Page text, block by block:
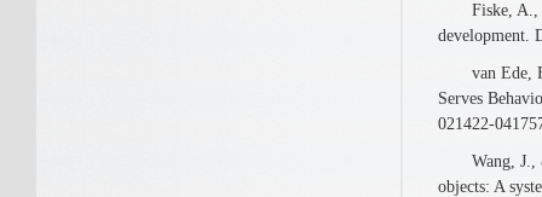
Fiske, A., &
development.
van Ede,
Serves
021422-
Wang, J., &
objects: A